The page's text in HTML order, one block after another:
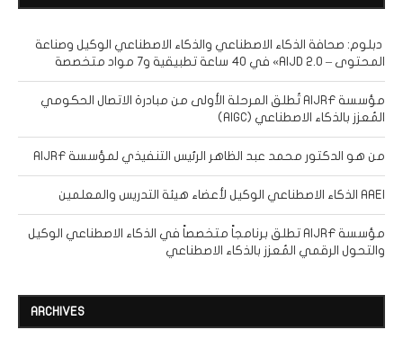
دبلوم: صحافة الذكاء الاصطناعي والذكاء الاصطناعي الوكيل وصناعة
المحتوى – AIJD 2.0» في 40 ساعة تطبيقية و7 مواد متخصصة
مؤسسة AIJRF تُطلق المرحلة الأولى من مبادرة الاتصال الحكومي
المُعزز بالذكاء الاصطناعي (AIGC)
من هو الدكتور محمد عبد الظاهر الرئيس التنفيذي لمؤسسة AIJRF
AAEI الذكاء الاصطناعي الوكيل لأعضاء هيئة التدريس والمعلمين
مؤسسة AIJRF تطلق برنامجاً متخصصاً في الذكاء الاصطناعي الوكيل
والتحول الرقمي المُعزز بالذكاء الاصطناعي
ARCHIVES